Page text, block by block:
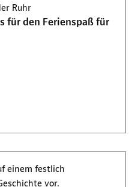
Ruhr
für den Ferienspaß für